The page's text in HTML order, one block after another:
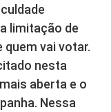
limitação de
vai votar.
nesta
aberta e o
Nessa